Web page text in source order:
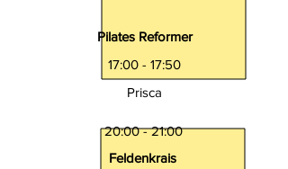
Pilates Reformer
17:00 - 17:50
Prisca
Feldenkrais
20:00 - 21:00